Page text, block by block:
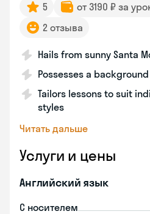
5 от 3190 ₽ за
2 отзыва
Hails from sunny Santa
Possesses a
Tailors lessons to suit
styles
Читать дальше
Услуги и цены
Английский язык
С носителем